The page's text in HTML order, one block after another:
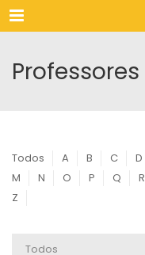
Menu
Professores
Todos A B C D
M
N O P Q R
Z